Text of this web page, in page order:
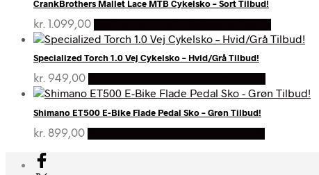
CrankBrothers Mallet Lace MTB Cykelsko – Sort Tilbud!
kr. 1.099,00
Specialized Torch 1.0 Vej Cykelsko – Hvid/Grå Tilbud!
kr. 949,00
Shimano ET500 E-Bike Flade Pedal Sko – Grøn Tilbud!
kr. 899,00